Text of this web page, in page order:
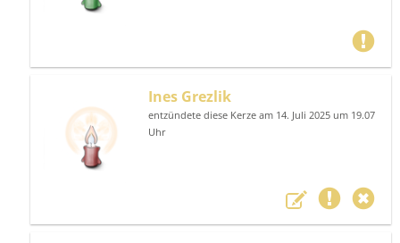
Ines Grezlik
entzündete diese Kerze am 14. Juli 2025 um 19.07
Uhr